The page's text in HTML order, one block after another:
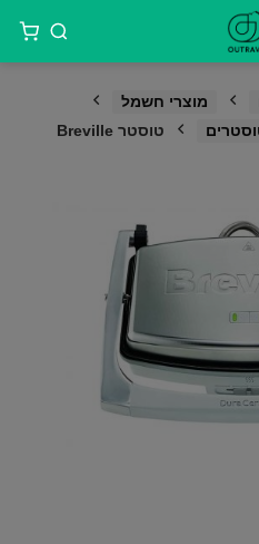
מוצרי חשמל
טוסטר Breville